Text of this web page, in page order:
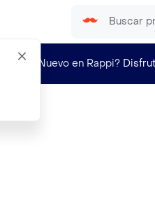
¿Nuevo en Rappi?